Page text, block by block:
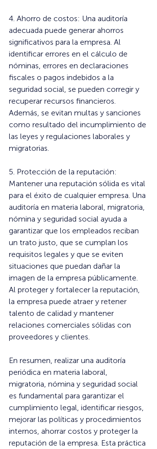
4. Ahorro de costos: Una auditoría
adecuada puede generar ahorros
significativos para la empresa. Al
identificar errores en el cálculo de
nóminas, errores en declaraciones
fiscales o pagos indebidos a la
seguridad social, se pueden corregir y
recuperar recursos financieros.
Además, se evitan multas y sanciones
como resultado del incumplimiento de
las leyes y regulaciones laborales y
migratorias.
5. Protección de la reputación:
Mantener una reputación sólida es vital
para el éxito de cualquier empresa. Una
auditoría en materia laboral, migratoria,
nómina y seguridad social ayuda a
garantizar que los empleados reciban
un trato justo, que se cumplan los
requisitos legales y que se eviten
situaciones que puedan dañar la
imagen de la empresa públicamente.
Al proteger y fortalecer la reputación,
la empresa puede atraer y retener
talento de calidad y mantener
relaciones comerciales sólidas con
proveedores y clientes.
En resumen, realizar una auditoría
periódica en materia laboral,
migratoria, nómina y seguridad social
es fundamental para garantizar el
cumplimiento legal, identificar riesgos,
mejorar las políticas y procedimientos
internos, ahorrar costos y proteger la
reputación de la empresa. Esta práctica